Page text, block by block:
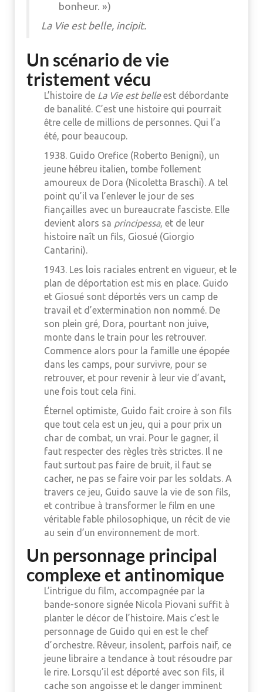
bonheur. »)
La Vie est belle, incipit.
Un scénario de vie
tristement vécu
L’histoire de La Vie est belleest débordante
de banalité. C’est une histoire qui pourrait
être celle de millions de personnes. Qui l’a
été, pour beaucoup.
1938. Guido Orefice (Roberto Benigni), un
jeune hébreu italien, tombe follement
amoureux de Dora (Nicoletta Braschi). A tel
point qu’il va l’enlever le jour de ses
fiançailles avec un bureaucrate fasciste. Elle
devient alors sa principessa, et de leur
histoire naît un fils, Giosué (Giorgio
Cantarini).
1943. Les lois raciales entrent en vigueur, et le
plan de déportation est mis en place. Guido
et Giosué sont déportés vers un camp de
travail et d’extermination non nommé. De
son plein gré, Dora, pourtant non juive,
monte dans le train pour les retrouver.
Commence alors pour la famille une épopée
dans les camps, pour survivre, pour se
retrouver, et pour revenir à leur vie d’avant,
une fois tout cela fini.
Éternel optimiste, Guido fait croire à son fils
que tout cela est un jeu, qui a pour prix un
char de combat, un vrai. Pour le gagner, il
faut respecter des règles très strictes. Il ne
faut surtout pas faire de bruit, il faut se
cacher, ne pas se faire voir par les soldats. A
travers ce jeu, Guido sauve la vie de son fils,
et contribue à transformer le film en une
véritable fable philosophique, un récit de vie
au sein d’un environnement de mort.
Un personnage principal
complexe et antinomique
L’intrigue du film, accompagnée par la
bande-sonore signée Nicola Piovani suffit à
planter le décor de l’histoire. Mais c’est le
personnage de Guido qui en est le chef
d’orchestre. Rêveur, insolent, parfois naïf, ce
jeune libraire a tendance à tout résoudre par
le rire. Lorsqu’il est déporté avec son fils, il
cache son angoisse et le danger imminent